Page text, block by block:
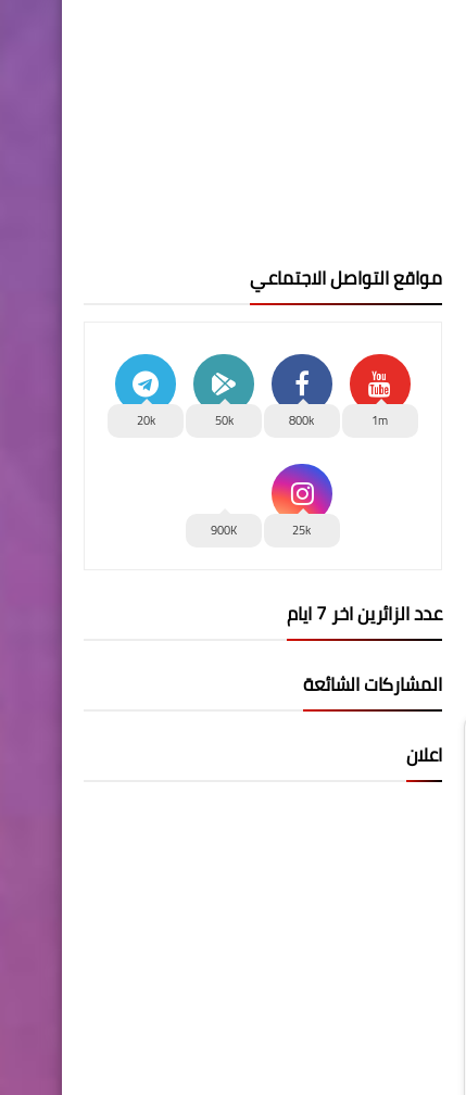
مواقع التواصل الاجتماعي
1m
800k
50k
20k
25k
900K
عدد الزائرين اخر 7 ايام
المشاركات الشائعة
اعلان